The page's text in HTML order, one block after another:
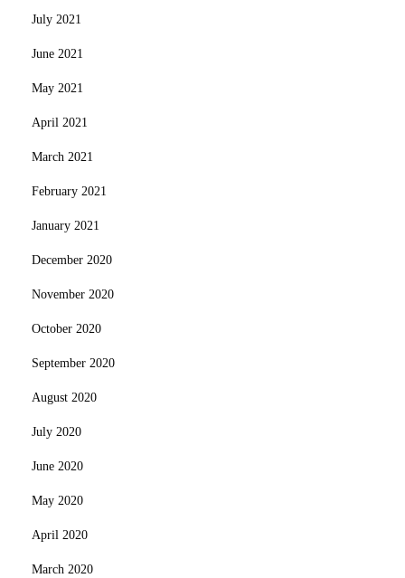
July 2021
June 2021
May 2021
April 2021
March 2021
February 2021
January 2021
December 2020
November 2020
October 2020
September 2020
August 2020
July 2020
June 2020
May 2020
April 2020
March 2020